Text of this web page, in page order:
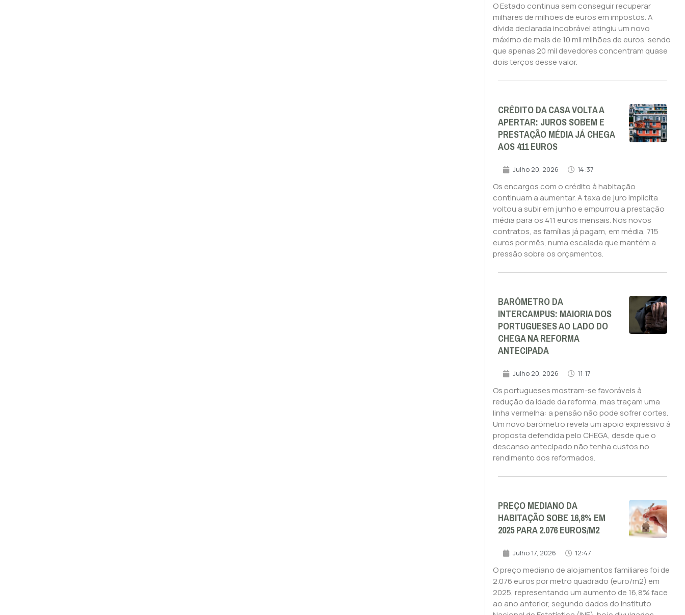
O Estado continua sem conseguir recuperar
milhares de milhões de euros em impostos. A
dívida declarada incobrável atingiu um novo
máximo de mais de 10 mil milhões de euros, sendo
que apenas 20 mil devedores concentram quase
dois terços desse valor.
CRÉDITO DA CASA VOLTA A
APERTAR: JUROS SOBEM E
PRESTAÇÃO MÉDIA JÁ CHEGA
AOS 411 EUROS
Julho 20, 2026 14:37
Os encargos com o crédito à habitação
continuam a aumentar. A taxa de juro implícita
voltou a subir em junho e empurrou a prestação
média para os 411 euros mensais. Nos novos
contratos, as famílias já pagam, em média, 715
euros por mês, numa escalada que mantém a
pressão sobre os orçamentos.
BARÓMETRO DA
INTERCAMPUS: MAIORIA DOS
PORTUGUESES AO LADO DO
CHEGA NA REFORMA
ANTECIPADA
Julho 20, 2026 11:17
Os portugueses mostram-se favoráveis à
redução da idade da reforma, mas traçam uma
linha vermelha: a pensão não pode sofrer cortes.
Um novo barómetro revela um apoio expressivo à
proposta defendida pelo CHEGA, desde que o
descanso antecipado não tenha custos no
rendimento dos reformados.
PREÇO MEDIANO DA
HABITAÇÃO SOBE 16,8% EM
2025 PARA 2.076 EUROS/M2
Julho 17, 2026 12:47
O preço mediano de alojamentos familiares foi de
2.076 euros por metro quadrado (euro/m2) em
2025, representando um aumento de 16,8% face
ao ano anterior, segundo dados do Instituto